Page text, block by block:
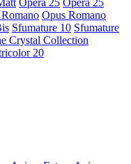
Opera 25 Opera 25
Opus Romano
Sfumature 10 Sfumature
Crystal Collection
20